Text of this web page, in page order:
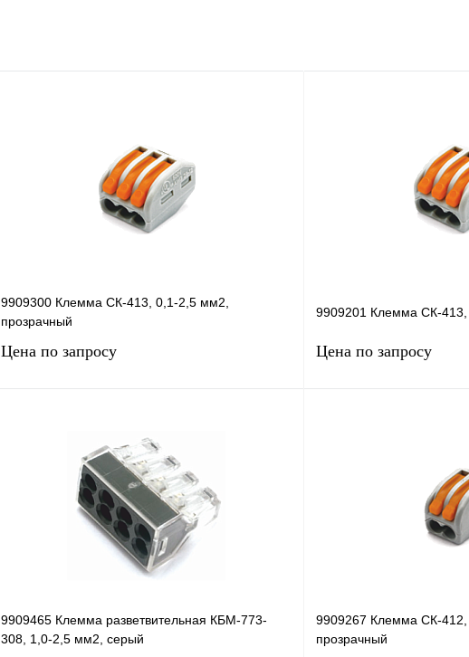
9909300 Клемма СК-413, 0,1-2,5 мм2,
прозрачный
Цена по запросу
Купить в 1 клик Сравнение
наличии
9909201 Клемма СК-
Цена по запросу
9909465 Клемма разветвительная КБМ-773-
308, 1,0-2,5 мм2, серый
9909267 Клемма СК-
прозрачный